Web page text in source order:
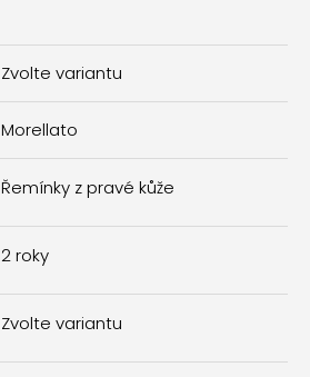
Zvolte variantu
Morellato
Řemínky z pravé kůže
2 roky
Zvolte variantu